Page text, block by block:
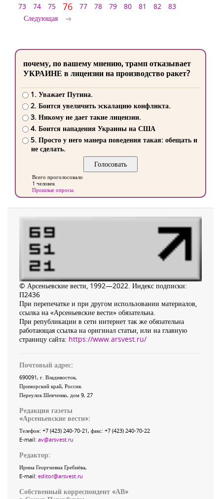
73
74 75 76 77 78 79 80 81 82
83
Следующая
почему, по вашему мнению, трамп отказывает
УКРАИНЕ в лицензии на производство ракет?
1. Уважает Путина.
2. Боится увеличить эскалацию конфликта.
3. Никому не дает такие лицензии.
4. Боится нападения Украины на США
5. Просто у него манера поведения такая: обещать и
не сделать.
Всего проголосовало
1 человек
Прошлые опросы
© Арсеньевские вести, 1992—2022. Индекс подписки:
П2436
При перепечатке и при другом использовании материалов,
ссылка на «Арсеньевские вести» обязательна.
При републикации в сети интернет так же обязательна
работающая ссылка на оригинал статьи, или на главную
страницу сайта: https://www.arsvest.ru/
Почтовый адрес:
690091, г. Владивосток,
Приморский край, Россия
Переулок Шевченко, дом 9, 27
Редакция газеты
«Арсеньевские вести»:
Телефон: +7 (423) 240-70-21, факс: +7 (423) 240-70-22
E-mail: av@arsvest.ru
Редактор:
Ирина Георгиевна Гребнёва,
E-mail: editor@arsvest.ru
Собственный корреспондент «АВ»